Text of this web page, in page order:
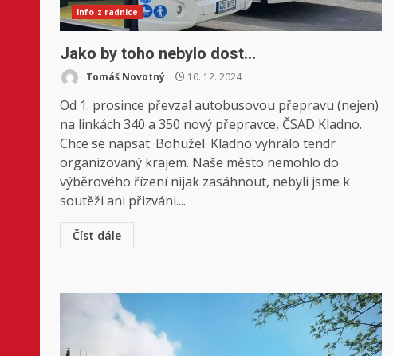
Info z radnice
Jako by toho nebylo dost…
Tomáš Novotný 10. 12. 2024
Od 1. prosince převzal autobusovou přepravu (nejen)
na linkách 340 a 350 nový přepravce, ČSAD Kladno.
Chce se napsat: Bohužel. Kladno vyhrálo tendr
organizovaný krajem. Naše město nemohlo do
výběrového řízení nijak zasáhnout, nebyli jsme k
soutěži ani přizváni....
Číst dále